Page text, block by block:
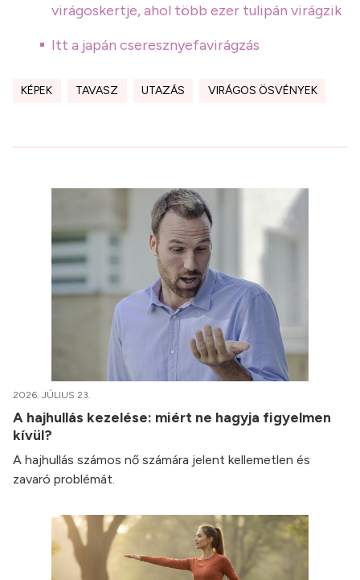
virágoskertje, ahol több ezer tulipán virágzik
Itt a japán cseresznyefavirágzás
KÉPEK TAVASZ UTAZÁS VIRÁGOS ÖSVÉNYEK
2026. JÚLIUS 23.
A hajhullás kezelése: miért ne hagyja figyelmen
kívül?
A hajhullás számos nő számára jelent kellemetlen és
zavaró problémát.